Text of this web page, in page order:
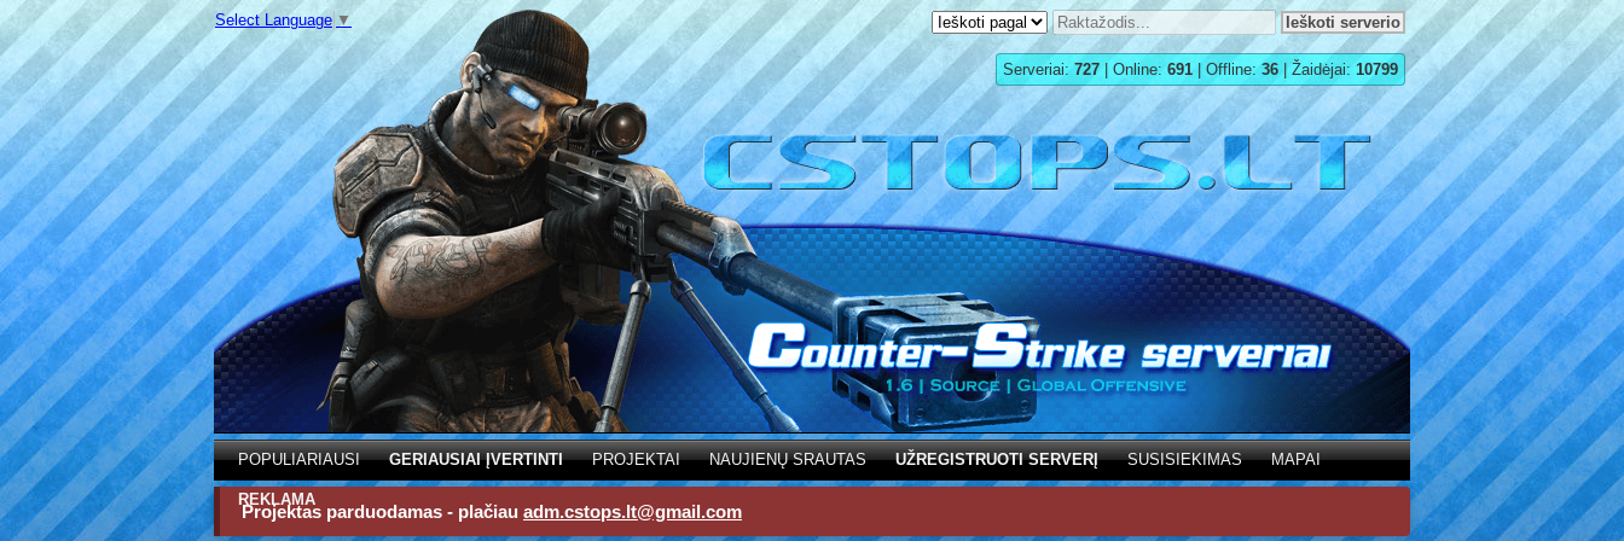
Select Language ▼
Serveriai: 727 | Online: 691 | Offline: 36 | Žaidėjai: 10799
POPULIARIAUSI GERIAUSIAI ĮVERTINTI PROJEKTAI NAUJIENŲ SRAUTAS UŽREGISTRUOTI SERVERĮ SUSISIEKIMAS MAPAI
REKLAMA
Projektas parduodamas - plačiau adm.cstops.lt@gmail.com